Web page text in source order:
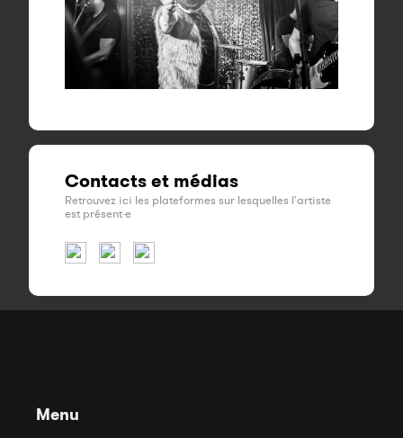
Contacts et médias
Retrouvez ici les plateformes sur lesquelles l'artiste
est présent·e
Menu